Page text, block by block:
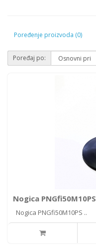
Poređenje proizvoda (0)
Poređaj po:
Nogica PNGfi50M10PS
Nogica PNGfi50M10PS ..